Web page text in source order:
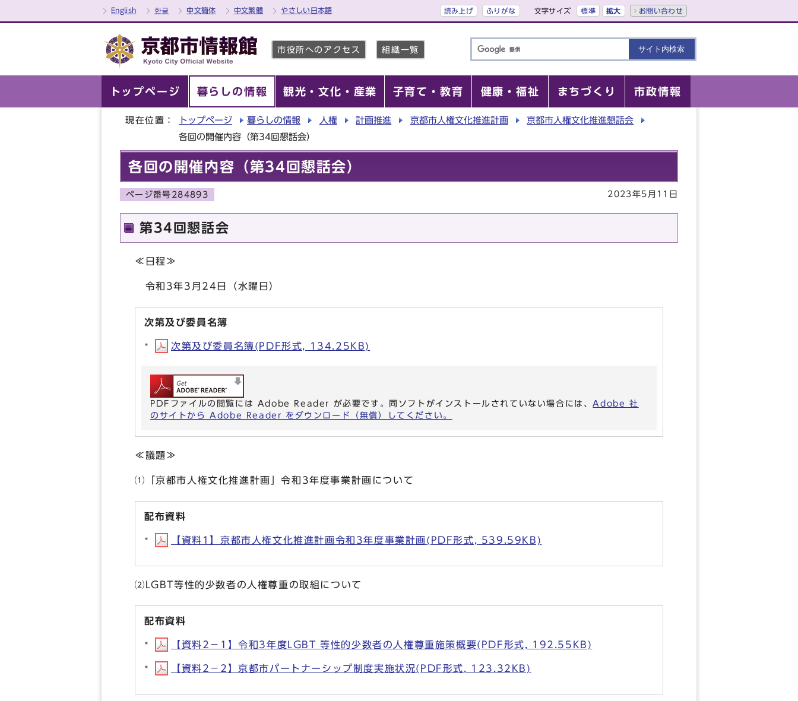
English 한글 中文簡体 中文繁體 やさしい日本語 読み上げ ふりがな 文字サイズ 標準 拡大 お問い合わせ
市役所へのアクセス 組織一覧
トップページ 暮らしの情報 観光・文化・産業 子育て・教育 健康・福祉 まちづくり 市政情報
現在位置： トップページ 暮らしの情報 人権 計画推進 京都市人権文化推進計画
京都市人権文化推進懇話会
各回の開催内容（第34回懇話会）
各回の開催内容（第34回懇話会）
ページ番号284893 2023年5月11日
第34回懇話会
≪日程≫
令和3年3月24日（水曜日）
次第及び委員名簿
次第及び委員名簿(PDF形式, 134.25KB)
PDFファイルの閲覧には Adobe Reader が必要です。同ソフトがインストールされていない場合には、Adobe 社
のサイトから Adobe Reader をダウンロード（無償）してください。
≪議題≫
⑴「京都市人権文化推進計画」令和3年度事業計画について
配布資料
【資料1】京都市人権文化推進計画令和3年度事業計画(PDF形式, 539.59KB)
⑵LGBT等性的少数者の人権尊重の取組について
配布資料
【資料2－1】令和3年度LGBT 等性的少数者の人権尊重施策概要(PDF形式, 192.55KB)
【資料2－2】京都市パートナーシップ制度実施状況(PDF形式, 123.32KB)